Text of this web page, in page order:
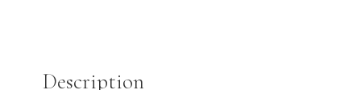
Description